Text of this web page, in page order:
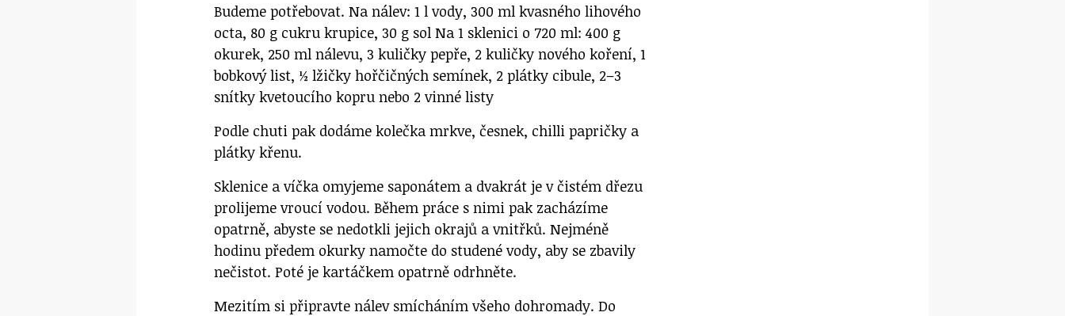
Budeme potřebovat. Na nálev: 1 l vody, 300 ml kvasného lihového
octa, 80 g cukru krupice, 30 g sol Na 1 sklenici o 720 ml: 400 g
okurek, 250 ml nálevu, 3 kuličky pepře, 2 kuličky nového koření, 1
bobkový list, ½ lžičky hořčičných semínek, 2 plátky cibule, 2–3
snítky kvetoucího kopru nebo 2 vinné listy
Podle chuti pak dodáme kolečka mrkve, česnek, chilli papričky a
plátky křenu.
Sklenice a víčka omyjeme saponátem a dvakrát je v čistém dřezu
prolijeme vroucí vodou. Během práce s nimi pak zacházíme
opatrně, abyste se nedotkli jejich okrajů a vnitřků. Nejméně
hodinu předem okurky namočte do studené vody, aby se zbavily
nečistot. Poté je kartáčkem opatrně odrhněte.
Mezitím si připravte nálev smícháním všeho dohromady. Do